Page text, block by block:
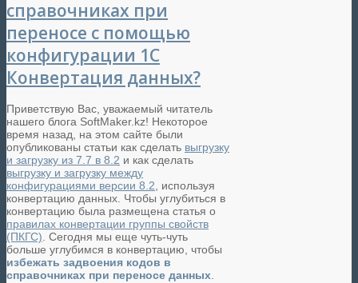
справочниках при
переносе с помощью
конфигурации 1C
Конвертация данных?
Приветствую Вас, уважаемый читатель
нашего блога SoftMaker.kz! Некоторое
время назад, на этом сайте были
опубликованы статьи как сделать выгрузку
и загрузку из 7.7 в 8.2 и как сделать
выгрузку и загрузку между
конфигурациями версии 8.2 , используя
конвертацию данных. Чтобы углубиться в
конвертацию была размещена статья о
правилах конвертации группы свойств
(ПКГС) . Сегодня мы еще чуть-чуть
больше углубимся в конвертацию, чтобы
избежать задвоения кодов в
справочниках при переносе данных